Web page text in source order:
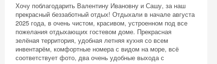
Хочу поблагодарить Валентину Ивановну и Сашу, за наш
прекрасный беззаботный отдых! Отдыхали в начале августа
2025 года, в очень чистом, красивом, устроенном под все
пожелания отдыхающих гостевом доме. Прекрасная
зелёная территория, удобная летняя кухня со всем
инвентарём, комфортные номера с видом на море, всё
соответствует фото, два очень удобные выхода с